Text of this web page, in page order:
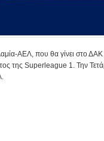
ΑΕΛ, που θα γίνει στο
της Superleague 1. Την